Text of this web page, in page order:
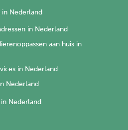
Nederland
in Nederland
aan huis in
in Nederland
Nederland
Nederland